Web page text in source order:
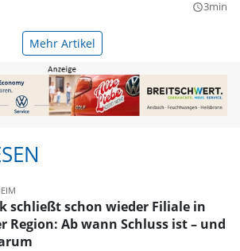
query_builder3min
Mehr Artikel
schließt schon wieder Filiale in
Region: Ab wann Schluss ist – und